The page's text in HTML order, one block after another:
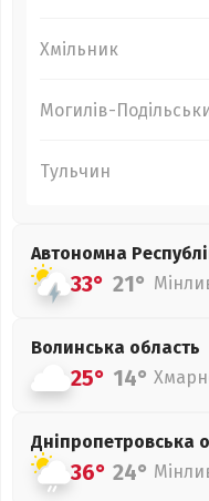
Хмільник
Могилів-
Тульчин
Автономна
33° 21°
Волинська область
25° 14°
Дніпропетровська
36° 24°